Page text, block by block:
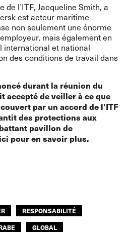
l’ITF, Jacqueline Smith, a
est acteur maritime
non seulement une énorme
mais également en
international et national
des conditions de travail dans
durant la réunion du
accepté de veiller à ce que
par un accord de l’ITF
des protections aux
pavillon de
pour en savoir plus.
RESPONSABILITÉ
GLOBAL